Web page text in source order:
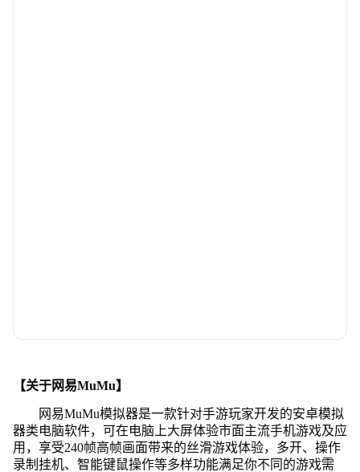
【关于网易MuMu】
网易MuMu模拟器是一款针对手游玩家开发的安卓模拟
器类电脑软件，可在电脑上大屏体验市面主流手机游戏及应
用，享受240帧高帧画面带来的丝滑游戏体验，多开、操作
录制挂机、智能键鼠操作等多样功能满足你不同的游戏需